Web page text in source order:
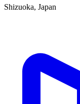
Shizuoka, Japan